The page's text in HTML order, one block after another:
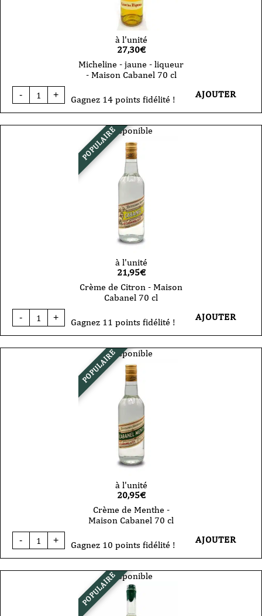
à l'unité
27,30€
Micheline - jaune - liqueur
- Maison Cabanel 70 cl
-
quantité
de
jaune
+ Gagnez 14 points fidélité ! AJOUTER
POPULAIREDisponible
à l'unité
21,95€
Crème de Citron - Maison
Cabanel 70 cl
-
quantité
de
Citron
+ Gagnez 11 points fidélité ! AJOUTER
POPULAIREDisponible
à l'unité
20,95€
Crème de Menthe -
Maison Cabanel 70 cl
-
quantité
de
Menthe
+ Gagnez 10 points fidélité ! AJOUTER
POPULAIREDisponible